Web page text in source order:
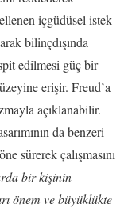
içgüdüsel istek
bilinçdışında
edilmesi güç bir
erişir. Freud’a
açıklanabilir.
da benzeri
sürerek çalışmasını
bir kişinin
önem ve büyüklükte